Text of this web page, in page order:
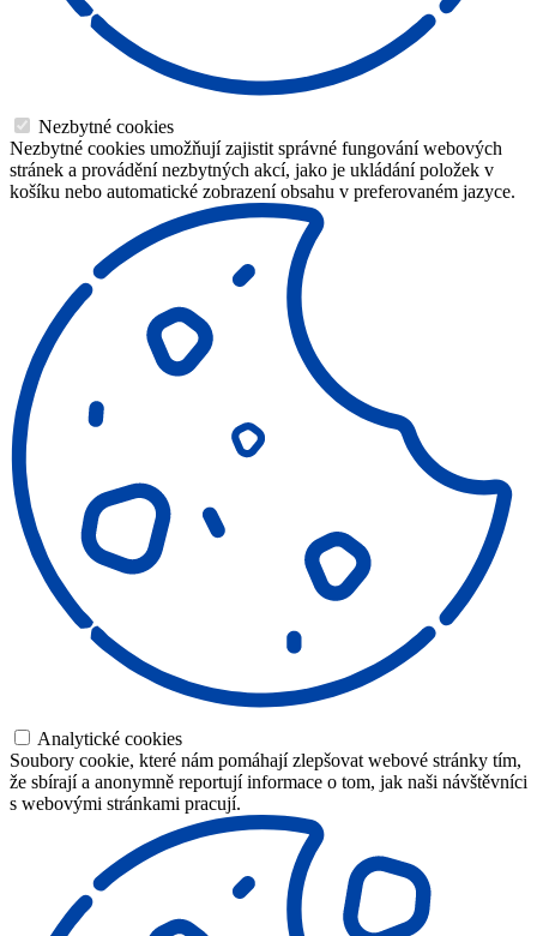
Nezbytné cookies
Nezbytné cookies umožňují zajistit správné fungování webových
stránek a provádění nezbytných akcí, jako je ukládání položek v
košíku nebo automatické zobrazení obsahu v preferovaném jazyce.
Analytické cookies
Soubory cookie, které nám pomáhají zlepšovat webové stránky tím,
že sbírají a anonymně reportují informace o tom, jak naši návštěvníci
s webovými stránkami pracují.